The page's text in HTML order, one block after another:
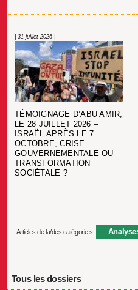
| 31 juillet 2026 |
TÉMOIGNAGE D’ABU AMIR,
LE 28 JUILLET 2026 –
ISRAËL APRÈS LE 7
OCTOBRE, CRISE
GOUVERNEMENTALE OU
TRANSFORMATION
SOCIÉTALE ?
Articles de la/des catégorie.s
Tous les dossiers